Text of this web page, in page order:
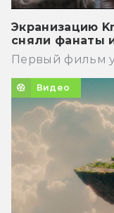
Экранизацию
сняли фанаты
Первый фильм
Видео